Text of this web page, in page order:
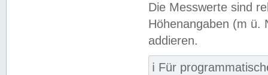
Die Messwerte sind
Höhenangaben (m ü.
addieren.
ℹ️ Für